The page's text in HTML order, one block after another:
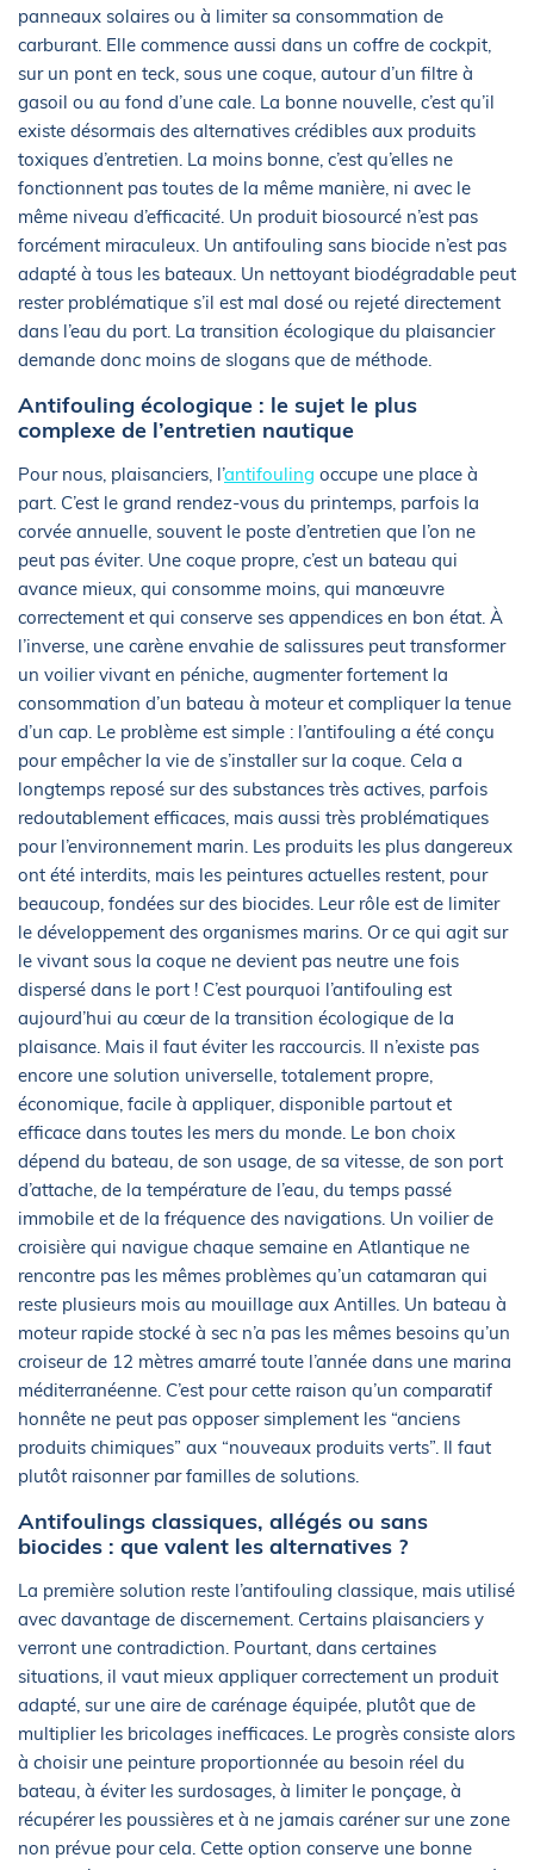
panneaux solaires ou à limiter sa consommation de
carburant. Elle commence aussi dans un coffre de cockpit,
sur un pont en teck, sous une coque, autour d’un filtre à
gasoil ou au fond d’une cale. La bonne nouvelle, c’est qu’il
existe désormais des alternatives crédibles aux produits
toxiques d’entretien. La moins bonne, c’est qu’elles ne
fonctionnent pas toutes de la même manière, ni avec le
même niveau d’efficacité. Un produit biosourcé n’est pas
forcément miraculeux. Un antifouling sans biocide n’est pas
adapté à tous les bateaux. Un nettoyant biodégradable peut
rester problématique s’il est mal dosé ou rejeté directement
dans l’eau du port. La transition écologique du plaisancier
demande donc moins de slogans que de méthode.
Antifouling écologique : le sujet le plus
complexe de l’entretien nautique
Pour nous, plaisanciers, l’antifouling occupe une place à
part. C’est le grand rendez-vous du printemps, parfois la
corvée annuelle, souvent le poste d’entretien que l’on ne
peut pas éviter. Une coque propre, c’est un bateau qui
avance mieux, qui consomme moins, qui manœuvre
correctement et qui conserve ses appendices en bon état. À
l’inverse, une carène envahie de salissures peut transformer
un voilier vivant en péniche, augmenter fortement la
consommation d’un bateau à moteur et compliquer la tenue
d’un cap. Le problème est simple : l’antifouling a été conçu
pour empêcher la vie de s’installer sur la coque. Cela a
longtemps reposé sur des substances très actives, parfois
redoutablement efficaces, mais aussi très problématiques
pour l’environnement marin. Les produits les plus dangereux
ont été interdits, mais les peintures actuelles restent, pour
beaucoup, fondées sur des biocides. Leur rôle est de limiter
le développement des organismes marins. Or ce qui agit sur
le vivant sous la coque ne devient pas neutre une fois
dispersé dans le port ! C’est pourquoi l’antifouling est
aujourd’hui au cœur de la transition écologique de la
plaisance. Mais il faut éviter les raccourcis. Il n’existe pas
encore une solution universelle, totalement propre,
économique, facile à appliquer, disponible partout et
efficace dans toutes les mers du monde. Le bon choix
dépend du bateau, de son usage, de sa vitesse, de son port
d’attache, de la température de l’eau, du temps passé
immobile et de la fréquence des navigations. Un voilier de
croisière qui navigue chaque semaine en Atlantique ne
rencontre pas les mêmes problèmes qu’un catamaran qui
reste plusieurs mois au mouillage aux Antilles. Un bateau à
moteur rapide stocké à sec n’a pas les mêmes besoins qu’un
croiseur de 12 mètres amarré toute l’année dans une marina
méditerranéenne. C’est pour cette raison qu’un comparatif
honnête ne peut pas opposer simplement les “anciens
produits chimiques” aux “nouveaux produits verts”. Il faut
plutôt raisonner par familles de solutions.
Antifoulings classiques, allégés ou sans
biocides : que valent les alternatives ?
La première solution reste l’antifouling classique, mais utilisé
avec davantage de discernement. Certains plaisanciers y
verront une contradiction. Pourtant, dans certaines
situations, il vaut mieux appliquer correctement un produit
adapté, sur une aire de carénage équipée, plutôt que de
multiplier les bricolages inefficaces. Le progrès consiste alors
à choisir une peinture proportionnée au besoin réel du
bateau, à éviter les surdosages, à limiter le ponçage, à
récupérer les poussières et à ne jamais caréner sur une zone
non prévue pour cela. Cette option conserve une bonne